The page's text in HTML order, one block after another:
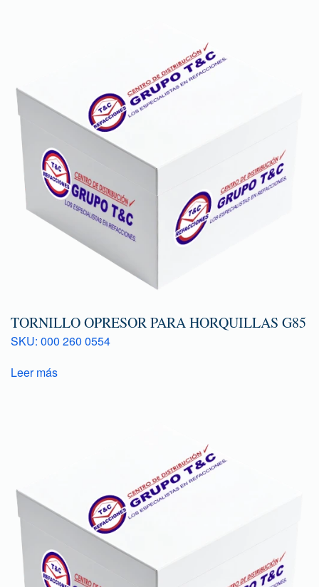
TORNILLO OPRESOR PARA HORQUILLAS G85
SKU: 000 260 0554
Leer más